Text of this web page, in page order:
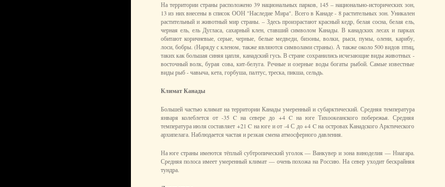
На территории страны расположено 39 национальных парков, 145 – национально-исторических зон,
13 из них внесены в список ООН "Наследие Мира". Всего в Канаде - 8 растительных зон. Уникален
растительный и животный мир страны. – Здесь произрастают красный кедр, белая сосна, белая ель,
черная ель, ель Дугласа, сахарный клен, ставший символом Канады. В канадских лесах и парках
обитают коричневые, серые, черные, белые медведи, бизоны, волки, рыси, пумы, олени, карибу,
лоси, бобры. (Наряду с кленом, также являются символами страны). А также около 500 видов птиц,
таких как большая синяя цапля, канадский гусь. В стране сохранились исчезающие виды животных -
восточный волк, бурая сова, кит-белуга. Речные и озерные воды богаты рыбой. Самые известные
виды рыб - чавыча, кета, горбуша, палтус, треска, пикша, сельдь.
Климат Канады
Большей частью климат на территории Канады умеренный и субарктический. Средняя температура
января колеблется от -35 C на севере до +4 C на юге Тихоокеанского побережья. Средняя
температура июля составляет +21 C на юге и от -4 С до +4 C на островах Канадского Арктического
архипелага. Наблюдается частая и резкая смена атмосферного давления.
На юге страны имеются тёплый субтропический уголок — Ванкувер и зона виноделия — Ниагара.
Средняя полоса имеет умеренный климат — очень похожа на Россию. На север уходит бескрайняя
тундра.